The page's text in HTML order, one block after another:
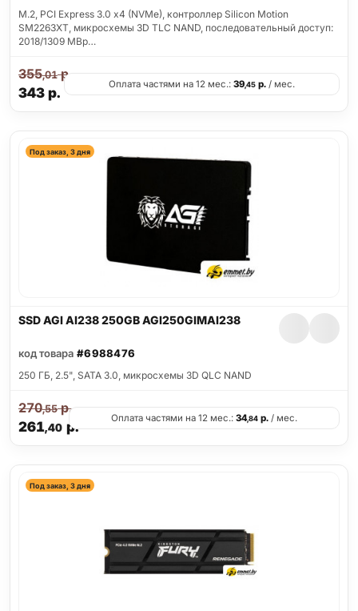
M.2, PCI Express 3.0 x4 (NVMe), контроллер Silicon Motion
SM2263XT, микросхемы 3D TLC NAND, последовательный доступ:
2018/1309 MBp…
343р.
355,01р.
Оплата частями на 12 мес.: 39,45р./ мес.
Под заказ, 3 дня
SSD AGI AI238 250GB AGI250GIMAI238
код товара #6988476
250 ГБ, 2.5", SATA 3.0, микросхемы 3D QLC NAND
261,40р.
270,55р.
Оплата частями на 12 мес.: 34,84 р. / мес.
Под заказ, 3 дня